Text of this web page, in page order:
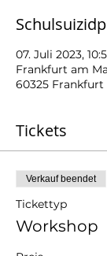
07. Juli 2023,
Frankfurt am
60325
Tickets
Verkauf beendet
Tickettyp
Workshop